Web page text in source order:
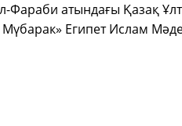
Фараби атындағы Қазақ
» Египет Ислам